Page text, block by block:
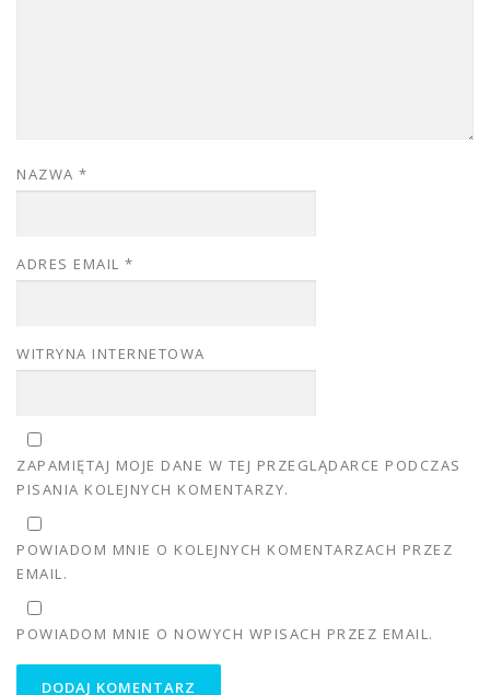
NAZWA *
ADRES EMAIL *
WITRYNA INTERNETOWA
ZAPAMIĘTAJ MOJE DANE W TEJ PRZEGLĄDARCE PODCZAS
PISANIA KOLEJNYCH KOMENTARZY.
POWIADOM MNIE O KOLEJNYCH KOMENTARZACH PRZEZ
EMAIL.
POWIADOM MNIE O NOWYCH WPISACH PRZEZ EMAIL.